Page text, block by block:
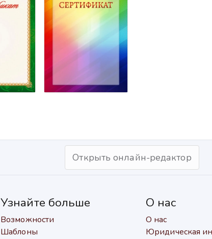
Открыть онлайн-редактор
Узнайте больше
Возможности
Шаблоны
О нас
О нас
Юридическая